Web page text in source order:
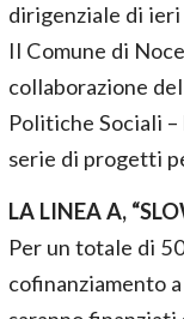
dirigenziale di
Il Comune di
collaborazione
Politiche Sociali
serie di progetti
LA LINEA A,
Per un totale di
cofinanziamento